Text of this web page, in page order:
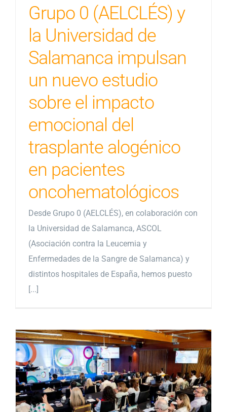
Grupo 0 (AELCLÉS) y
la Universidad de
Salamanca impulsan
un nuevo estudio
sobre el impacto
emocional del
trasplante alogénico
en pacientes
oncohematológicos
Desde Grupo 0 (AELCLÉS), en colaboración con
la Universidad de Salamanca, ASCOL
(Asociación contra la Leucemia y
Enfermedades de la Sangre de Salamanca) y
distintos hospitales de España, hemos puesto
[...]